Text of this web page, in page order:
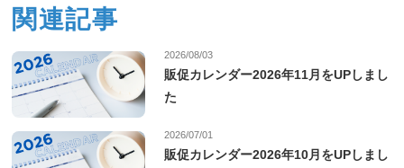
関連記事
2026/08/03
販促カレンダー2026年11月をUPしまし
た
2026/07/01
販促カレンダー2026年10月をUPしまし